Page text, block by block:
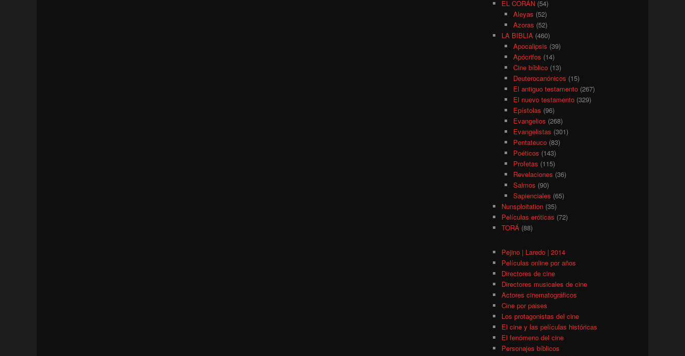
EL CORÁN (54)
Aleyas (52)
Azoras (52)
LA BIBLIA (460)
Apocalipsis (39)
Apócrifos (14)
Cine bíblico(13)
Deuterocanónicos (15)
El antiguo testamento(267)
El nuevo testamento(329)
Epístolas (96)
Evangelios (268)
Evangelistas (301)
Pentateuco(83)
Poéticos (143)
Profetas (115)
Revelaciones (36)
Salmos (90)
Sapienciales (65)
Nunsploitation (35)
Películas eróticas (72)
TORÁ (88)
Pejino | Laredo | 2014
Películas online por años
Directores de cine
Directores musicales de cine
Actores cinematográficos
Cine por paises
Los protagonistas del cine
El cine y las películas históricas
El fenómeno del cine
Personajes bíblicos